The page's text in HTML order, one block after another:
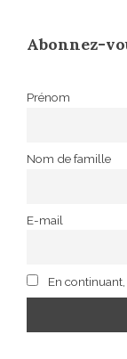
Abonnez-
Prénom
Nom de famille
E-mail
En